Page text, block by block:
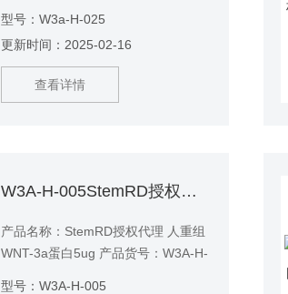
型号：W3a-H-025
更新时间：2025-02-16
查看详情
W3A-H-005StemRD授权代理 人重组WNT-3a蛋白5ug
产品名称：StemRD授权代理 人重组
WNT-3a蛋白5ug 产品货号：W3A-H-
型号：W3A-H-005